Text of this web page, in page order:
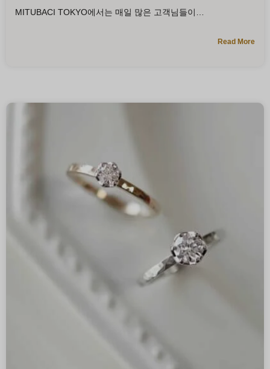
MITUBACI TOKYO에서는 매일 많은 고객님들이
Read More